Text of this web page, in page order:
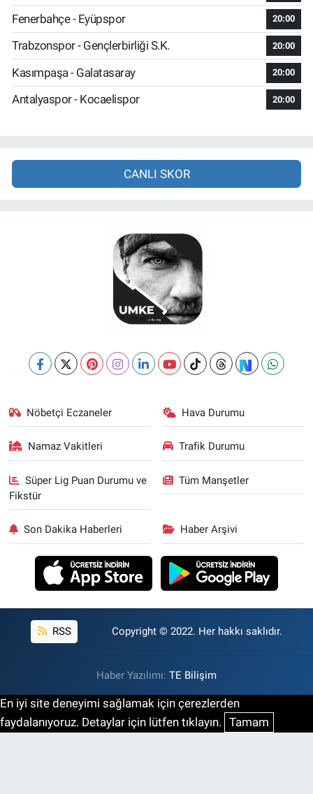
Fenerbahçe - Eyüpspor 20:00
Trabzonspor - Gençlerbirliği S.K. 20:00
Kasımpaşa - Galatasaray 20:00
Antalyaspor - Kocaelispor 20:00
CANLI SKOR
Nöbetçi Eczaneler Hava Durumu
Namaz Vakitleri Trafik Durumu
Süper Lig Puan Durumu ve
Fikstür
Tüm Manşetler
Son Dakika Haberleri Haber Arşivi
RSS Copyright © 2022. Her hakkı saklıdır.
Haber Yazılımı: TE Bilişim
En iyi site deneyimi sağlamak için çerezlerden
faydalanıyoruz. Detaylar için lütfen tıklayın. Tamam